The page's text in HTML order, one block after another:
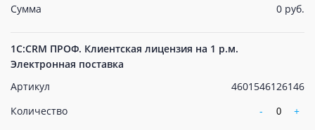
Сумма
0 руб.
1С:CRM ПРОФ. Клиентская лицензия на 1 р.м.
Электронная поставка
Артикул
4601546126146
Количество
-
+